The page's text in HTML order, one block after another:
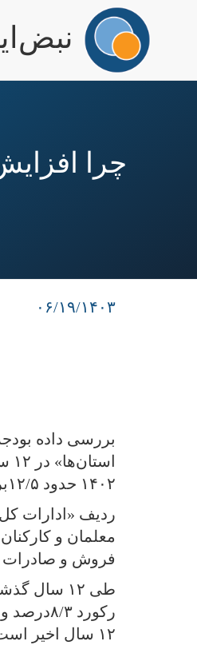
چرا
۰۶/۱۹/۱۴۰۳
۱۴۰۲ حدود ۱۲/۵برابر شده است.
ردیف «ادارات
فروش و صادرات
۱۲ سال اخیر است.